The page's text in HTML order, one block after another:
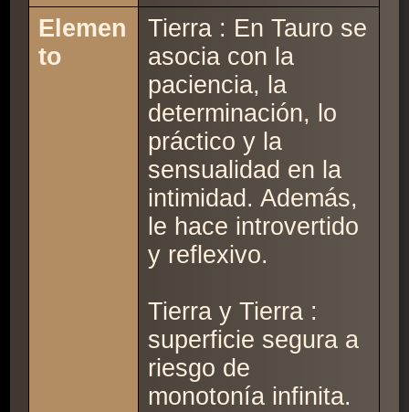
Elemen
to
Tierra : En Tauro se
asocia con la
paciencia, la
determinación, lo
práctico y la
sensualidad en la
intimidad. Además,
le hace introvertido
y reflexivo.
Tierra y Tierra :
superficie segura a
riesgo de
monotonía infinita.